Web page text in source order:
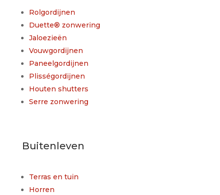
Rolgordijnen
Duette® zonwering
Jaloezieën
Vouwgordijnen
Paneelgordijnen
Plisségordijnen
Houten shutters
Serre zonwering
Buitenleven
Terras en tuin
Horren